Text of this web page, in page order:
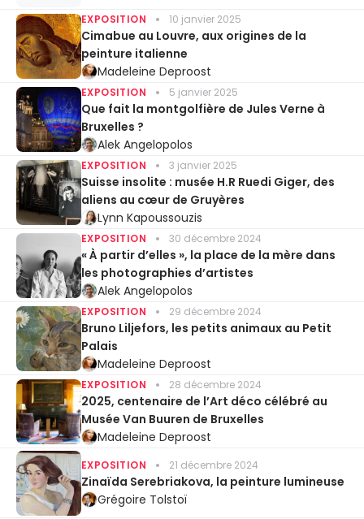
EXPOSITION 10 janvier 2025
Cimabue au Louvre, aux origines de la
peinture italienne
Madeleine Deproost
EXPOSITION 5 janvier 2025
Que fait la montgolfière de Jules Verne à
Bruxelles ?
Alek Angelopolos
EXPOSITION 3 janvier 2025
Suisse insolite : musée H.R Ruedi Giger, des
aliens au cœur de Gruyères
Lynn Kapoussouzis
EXPOSITION 30 décembre 2024
« À partir d’elles », la place de la mère dans
les photographies d’artistes
Alek Angelopolos
EXPOSITION 29 décembre 2024
Bruno Liljefors, les petits animaux au Petit
Palais
Madeleine Deproost
EXPOSITION 28 décembre 2024
2025, centenaire de l’Art déco célébré au
Musée Van Buuren de Bruxelles
Madeleine Deproost
EXPOSITION 21 décembre 2024
Zinaïda Serebriakova, la peinture lumineuse
Grégoire Tolstoï